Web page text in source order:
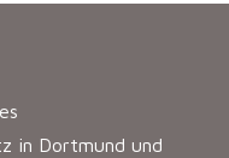
in Dortmund und